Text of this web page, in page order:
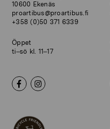
10600 Ekenäs
proartibus@proartibus.fi
+358 (0)50 371 6339
Öppet
ti–sö kl. 11–17